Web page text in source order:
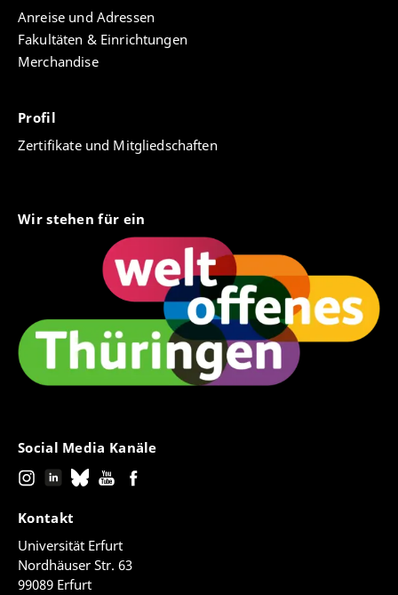
Anreise und Adressen
Fakultäten & Einrichtungen
Merchandise
Profil
Zertifikate und Mitgliedschaften
Wir stehen für ein
Social Media Kanäle
Kontakt
Universität Erfurt
Nordhäuser Str. 63
99089 Erfurt